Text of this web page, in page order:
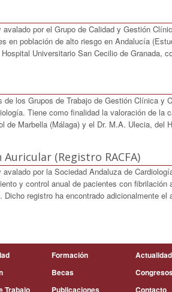
por el Grupo de Calidad y Gestión
en población de alto riesgo en Andalucía
Universitario San Cecilio de
los Grupos de Trabajo de Gestión Clínica
Tiene como finalidad la valoración de
de Marbella (Málaga) y el Dr. M.A. Ulecia,
(Registro RACFA)
por la Sociedad Andaluza de
y control anual de pacientes con
registro ha encontrado adicionalmente
Trabajo
Formación
Becas
Publicaciones
Actualidad
Contacto